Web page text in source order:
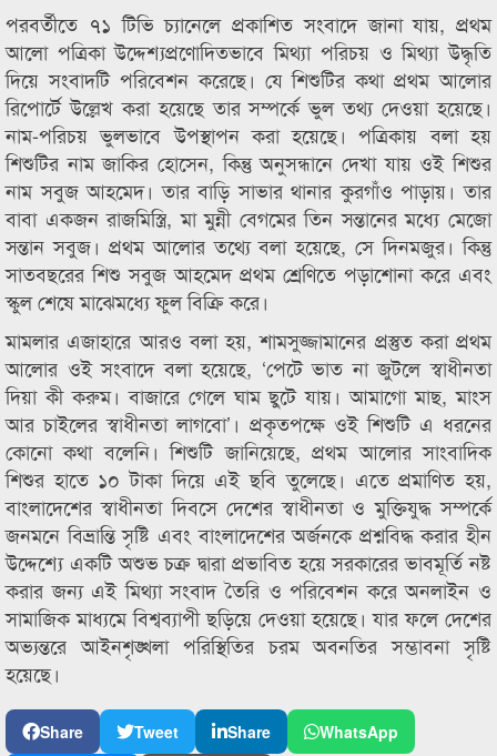
পরবর্তীতে ৭১ টিভি চ্যানেলে প্রকাশিত সংবাদে জানা যায়, প্রথম
আলো পত্রিকা উদ্দেশ্যপ্রণোদিতভাবে মিথ্যা পরিচয় ও মিথ্যা উদ্ধৃতি
দিয়ে সংবাদটি পরিবেশন করেছে। যে শিশুটির কথা প্রথম আলোর
রিপোর্টে উল্লেখ করা হয়েছে তার সম্পর্কে ভুল তথ্য দেওয়া হয়েছে।
নাম-পরিচয় ভুলভাবে উপস্থাপন করা হয়েছে। পত্রিকায় বলা হয়
শিশুটির নাম জাকির হোসেন, কিন্তু অনুসন্ধানে দেখা যায় ওই শিশুর
নাম সবুজ আহমেদ। তার বাড়ি সাভার থানার কুরগাঁও পাড়ায়। তার
বাবা একজন রাজমিস্ত্রি, মা মুন্নী বেগমের তিন সন্তানের মধ্যে মেজো
সন্তান সবুজ। প্রথম আলোর তথ্যে বলা হয়েছে, সে দিনমজুর। কিন্তু
সাতবছরের শিশু সবুজ আহমেদ প্রথম শ্রেণিতে পড়াশোনা করে এবং
স্কুল শেষে মাঝেমধ্যে ফুল বিক্রি করে।
মামলার এজাহারে আরও বলা হয়, শামসুজ্জামানের প্রস্তুত করা প্রথম
আলোর ওই সংবাদে বলা হয়েছে, ‘পেটে ভাত না জুটলে স্বাধীনতা
দিয়া কী করুম। বাজারে গেলে ঘাম ছুটে যায়। আমাগো মাছ, মাংস
আর চাইলের স্বাধীনতা লাগবো’। প্রকৃতপক্ষে ওই শিশুটি এ ধরনের
কোনো কথা বলেনি। শিশুটি জানিয়েছে, প্রথম আলোর সাংবাদিক
শিশুর হাতে ১০ টাকা দিয়ে এই ছবি তুলেছে। এতে প্রমাণিত হয়,
বাংলাদেশের স্বাধীনতা দিবসে দেশের স্বাধীনতা ও মুক্তিযুদ্ধ সম্পর্কে
জনমনে বিভ্রান্তি সৃষ্টি এবং বাংলাদেশের অর্জনকে প্রশ্নবিদ্ধ করার হীন
উদ্দেশ্যে একটি অশুভ চক্র দ্বারা প্রভাবিত হয়ে সরকারের ভাবমূর্তি নষ্ট
করার জন্য এই মিথ্যা সংবাদ তৈরি ও পরিবেশন করে অনলাইন ও
সামাজিক মাধ্যমে বিশ্বব্যাপী ছড়িয়ে দেওয়া হয়েছে। যার ফলে দেশের
অভ্যন্তরে আইনশৃঙ্খলা পরিস্থিতির চরম অবনতির সম্ভাবনা সৃষ্টি
হয়েছে।
Share Tweet Share WhatsApp